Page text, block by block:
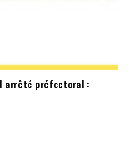
arrêté préfectoral :